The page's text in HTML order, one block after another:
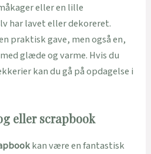
eller en lille
har lavet eller dekoreret.
praktisk gave, men også en,
glæde og varme. Hvis du
kan du gå på opdagelse i
eller scrapbook
kan være en fantastisk